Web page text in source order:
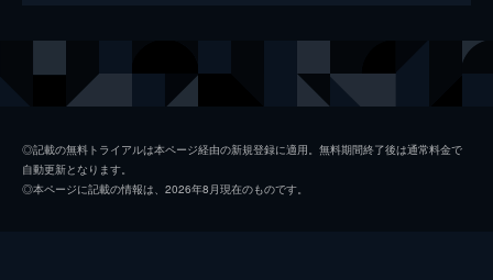
園田 葵 小松菜奈
◎記載の無料トライアルは本ページ経由の新規登録に適用。無料期間終了後は通常料金で
自動更新となります。
◎本ページに記載の情報は、2026年8月現在のものです。